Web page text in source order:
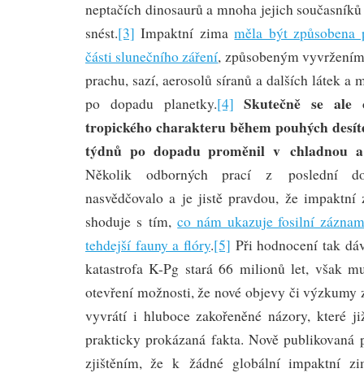
neptačích dinosaurů a mnoha jejich
snést.[3] Impaktní zimaměla být způsobena
části slunečního záření, způsobeným
prachu, sazí, aerosolů síranů a dalších látek a
po dopadu planetky.[4] Skutečně se
tropického charakteru během pouhých
týdnů po dopadu proměnil v chladnou
Několik odborných prací z poslední
nasvědčovalo a je jistě pravdou, že impaktní
shoduje s tím,co nám ukazuje fosilní
tehdejší fauny a flóry.[5] Při hodnocení tak
katastrofa K-Pg stará 66 milionů let, však
otevření možnosti, že nové objevy či výzkumy
vyvrátí i hluboce zakořeněné názory, které
prakticky prokázaná fakta. Nově publikovaná
zjištěním, že k žádné globální impaktní